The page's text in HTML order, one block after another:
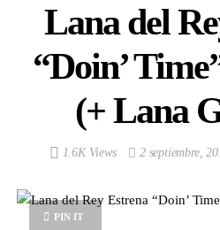
Lana del
“Doin’
(+ Lana
1.6K Views 2 septiembre,
PIN IT